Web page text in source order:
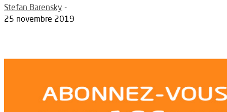
Stefan Barensky -
25 novembre 2019